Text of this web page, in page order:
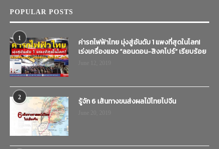
POPULAR POSTS
1
ค่ารถไฟฟ้าไทย มุ่งสู่อันดับ 1 แพงที่สุดในโลก!
เร่งเครื่องแซง “ลอนดอน-สิงคโปร์” เรียบร้อย
2 รู้จัก 6 เส้นทางขนส่งผลไม้ไทยไปจีน